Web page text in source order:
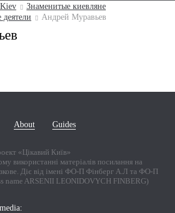
Знаменитые киевляне
Андрей Муравьев
About Guides
«Цікавий Київ»
використанні матеріалів посилання на
Діє від імені ФО-П Фінберг А.Л та ФО-П
ARSENII LEONIDOVYCH FINBERG)